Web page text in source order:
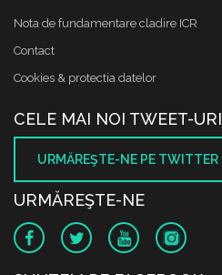
Nota de fundamentare cladire ICR
Contact
Cookies & protectia datelor
CELE MAI NOI TWEET-URI
URMĂREŞTE-NE PE TWITTER
URMĂREŞTE-NE